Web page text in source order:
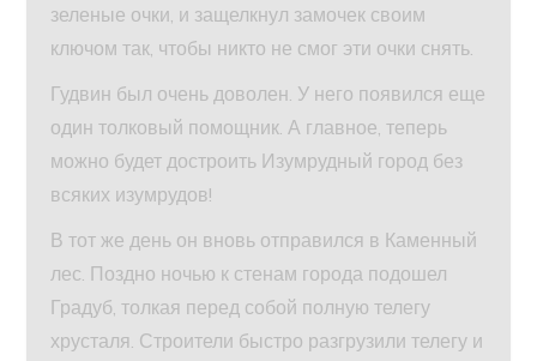
зеленые очки, и защелкнул замочек своим
ключом так, чтобы никто не смог эти очки снять.
Гудвин был очень доволен. У него появился еще
один толковый помощник. А главное, теперь
можно будет достроить Изумрудный город без
всяких изумрудов!
В тот же день он вновь отправился в Каменный
лес. Поздно ночью к стенам города подошел
Градуб, толкая перед собой полную телегу
хрусталя. Строители быстро разгрузили телегу и